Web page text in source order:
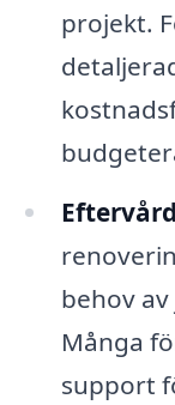
projekt.
behov
Många
support